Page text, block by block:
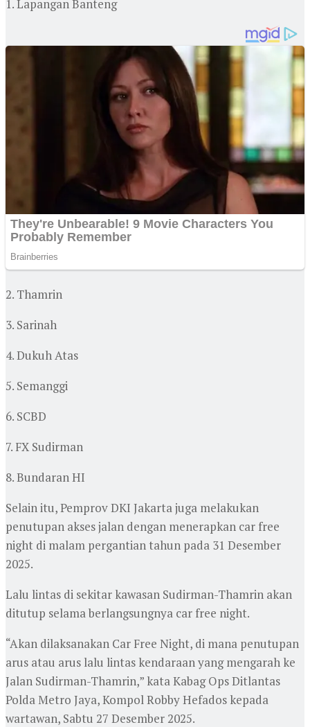
1. Lapangan Banteng
2. Thamrin
3. Sarinah
4. Dukuh Atas
5. Semanggi
6. SCBD
7. FX Sudirman
8. Bundaran HI
Selain itu, Pemprov DKI Jakarta juga melakukan
penutupan akses jalan dengan menerapkan car free
night di malam pergantian tahun pada 31 Desember
2025.
Lalu lintas di sekitar kawasan Sudirman-Thamrin akan
ditutup selama berlangsungnya car free night.
“Akan dilaksanakan Car Free Night, di mana penutupan
arus atau arus lalu lintas kendaraan yang mengarah ke
Jalan Sudirman-Thamrin,” kata Kabag Ops Ditlantas
Polda Metro Jaya, Kompol Robby Hefados kepada
wartawan, Sabtu 27 Desember 2025.